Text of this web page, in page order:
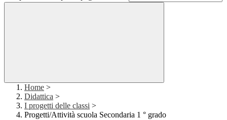
Home >
Didattica >
I progetti delle classi >
Progetti/Attività scuola Secondaria 1 ° grado